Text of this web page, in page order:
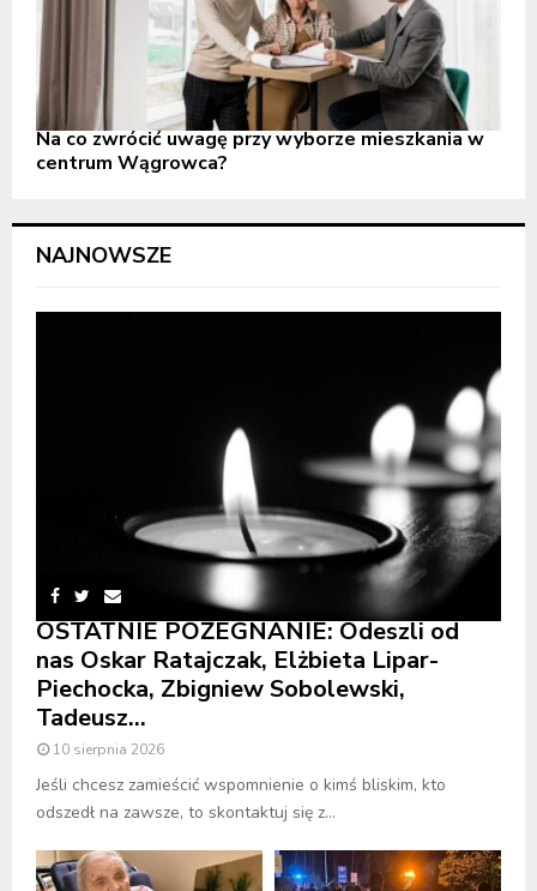
Na co zwrócić uwagę przy wyborze mieszkania w
centrum Wągrowca?
NAJNOWSZE
OSTATNIE POŻEGNANIE: Odeszli od
nas Oskar Ratajczak, Elżbieta Lipar-
Piechocka, Zbigniew Sobolewski,
Tadeusz...
10 sierpnia 2026
Jeśli chcesz zamieścić wspomnienie o kimś bliskim, kto
odszedł na zawsze, to skontaktuj się z...